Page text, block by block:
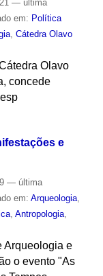
— última
em: Política
, Cátedra Olavo
Olavo
concede
e
— última
em: Arqueologia,
, Antropologia,
Arqueologia e
o evento "As